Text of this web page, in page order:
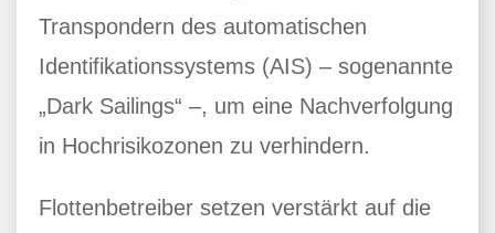
Transpondern des automatischen
Identifikationssystems (AIS) – sogenannte
„Dark Sailings“ –, um eine Nachverfolgung
in Hochrisikozonen zu verhindern.
Flottenbetreiber setzen verstärkt auf die